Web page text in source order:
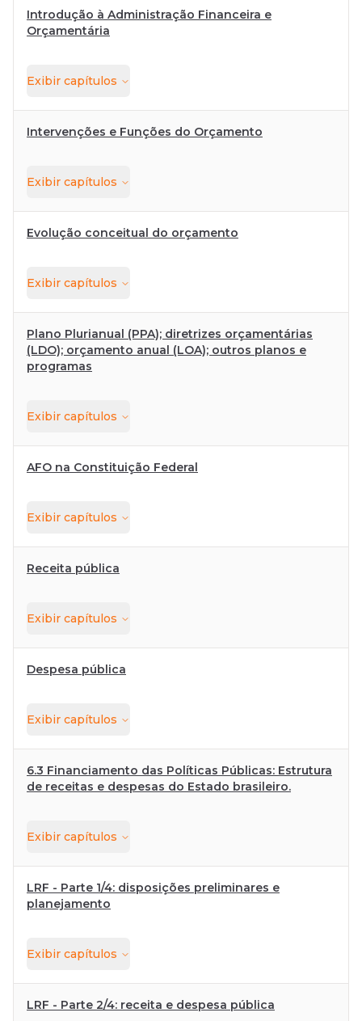
Introdução à Administração Financeira e
Orçamentária
Exibir capítulos
Intervenções e Funções do Orçamento
Exibir capítulos
Evolução conceitual do orçamento
Exibir capítulos
Plano Plurianual (PPA); diretrizes orçamentárias
(LDO); orçamento anual (LOA); outros planos e
programas
Exibir capítulos
AFO na Constituição Federal
Exibir capítulos
Receita pública
Exibir capítulos
Despesa pública
Exibir capítulos
6.3 Financiamento das Políticas Públicas: Estrutura
de receitas e despesas do Estado brasileiro.
Exibir capítulos
LRF - Parte 1/4: disposições preliminares e
planejamento
Exibir capítulos
LRF - Parte 2/4: receita e despesa pública